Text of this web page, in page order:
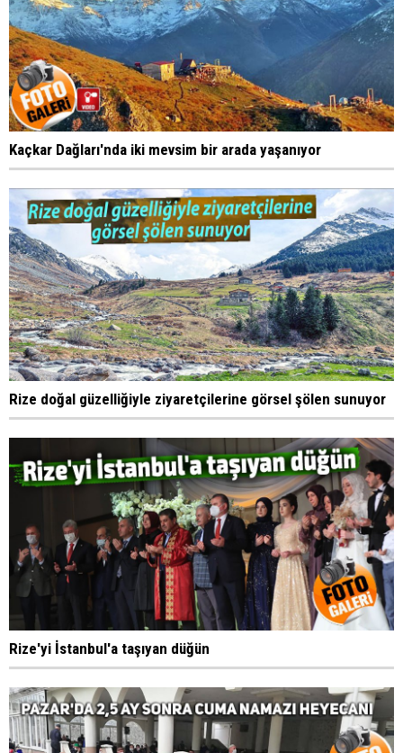
Kaçkar Dağları'nda iki mevsim bir arada yaşanıyor
Rize doğal güzelliğiyle ziyaretçilerine görsel şölen sunuyor
Rize'yi İstanbul'a taşıyan düğün